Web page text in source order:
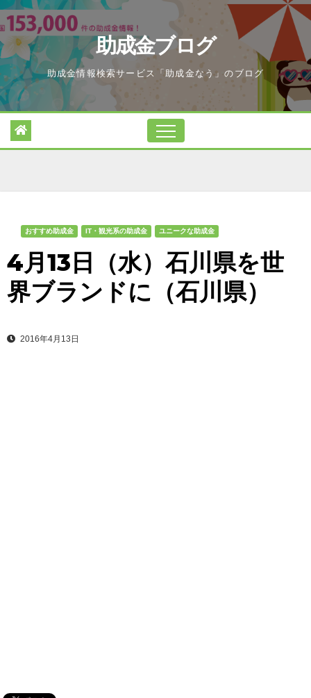
Skip
to
content
助成金ブログ
助成金情報検索サービス「助成金なう」のブログ
おすすめ助成金 IT・観光系の助成金 ユニークな助成金
4月13日（水）石川県を世
界ブランドに（石川県）
2016年4月13日